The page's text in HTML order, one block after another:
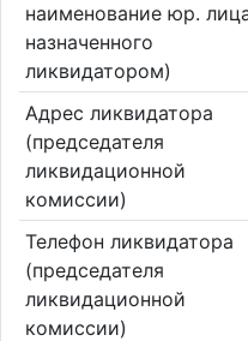
наименование юр.
назначенного
ликвидатором)
Адрес ликвидатора
(председателя
ликвидационной
комиссии)
Телефон ликвидатора
(председателя
ликвидационной
комиссии)